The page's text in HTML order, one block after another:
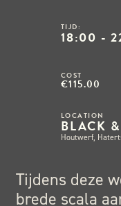
TIJD:
18:00 -
COST
€115.00
LOCATION
BLACK
Houtwerf,
Tijdens deze
brede scala